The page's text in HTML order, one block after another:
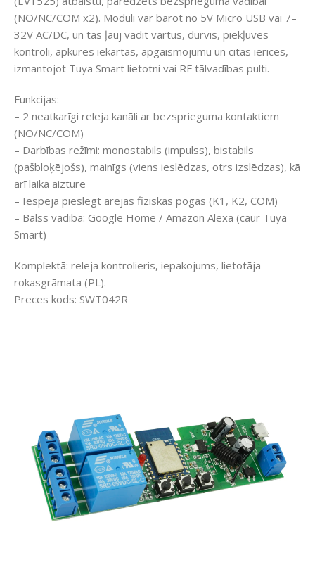
(NO/NC/COM x2). Moduli var barot no 5V Micro USB vai 7–
32V AC/DC, un tas ļauj vadīt vārtus, durvis, piekļuves
kontroli, apkures iekārtas, apgaismojumu un citas ierīces,
izmantojot Tuya Smart lietotni vai RF tālvadības pulti.
Funkcijas:
– 2 neatkarīgi releja kanāli ar bezsprieguma kontaktiem
(NO/NC/COM)
– Darbības režīmi: monostabils (impulss), bistabils
(pašbloķējošs), mainīgs (viens ieslēdzas, otrs izslēdzas), kā
arī laika aizture
– Iespēja pieslēgt ārējās fiziskās pogas (K1, K2, COM)
– Balss vadība: Google Home / Amazon Alexa (caur Tuya
Smart)
Komplektā: releja kontrolieris, iepakojums, lietotāja
rokasgrāmata (PL).
Preces kods: SWT042R